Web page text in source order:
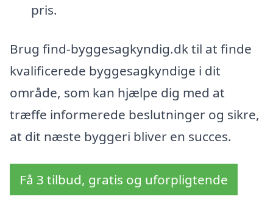
pris.
Brug find-byggesagkyndig.dk til at finde
kvalificerede byggesagkyndige i dit
område, som kan hjælpe dig med at
træffe informerede beslutninger og sikre,
at dit næste byggeri bliver en succes.
Få 3 tilbud, gratis og uforpligtende